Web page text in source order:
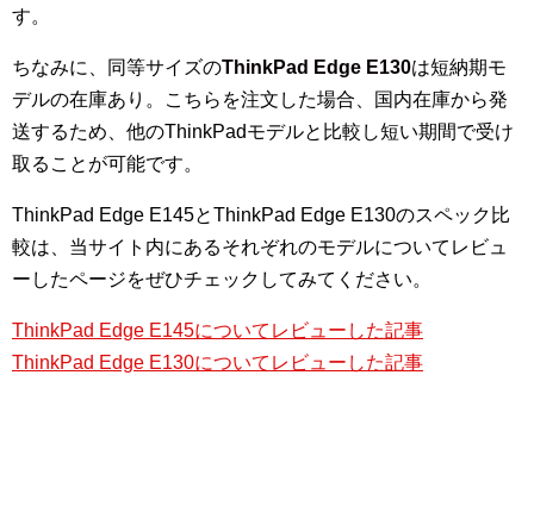
す。
ちなみに、同等サイズのThinkPad Edge E130は短納期モ
デルの在庫あり。こちらを注文した場合、国内在庫から発
送するため、他のThinkPadモデルと比較し短い期間で受け
取ることが可能です。
ThinkPad Edge E145とThinkPad Edge E130のスペック比
較は、当サイト内にあるそれぞれのモデルについてレビュ
ーしたページをぜひチェックしてみてください。
ThinkPad Edge E145についてレビューした記事
ThinkPad Edge E130についてレビューした記事